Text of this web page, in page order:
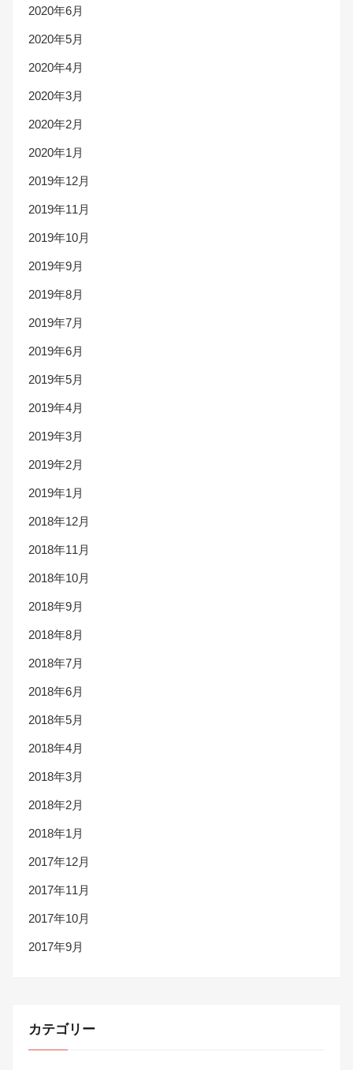
2020年6月
2020年5月
2020年4月
2020年3月
2020年2月
2020年1月
2019年12月
2019年11月
2019年10月
2019年9月
2019年8月
2019年7月
2019年6月
2019年5月
2019年4月
2019年3月
2019年2月
2019年1月
2018年12月
2018年11月
2018年10月
2018年9月
2018年8月
2018年7月
2018年6月
2018年5月
2018年4月
2018年3月
2018年2月
2018年1月
2017年12月
2017年11月
2017年10月
2017年9月
カテゴリー